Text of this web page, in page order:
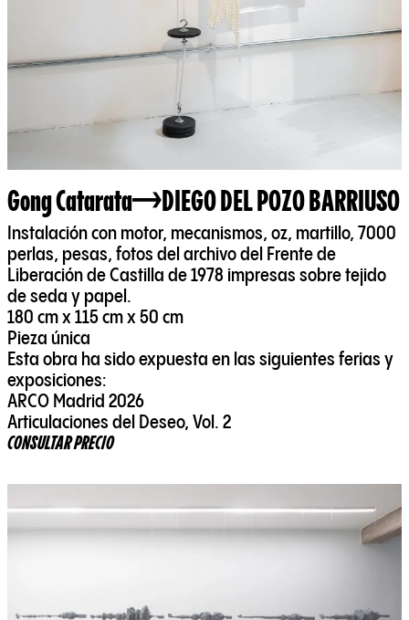
Gong Catarata DIEGO DEL POZO BARRIUSO
Instalación con motor, mecanismos, oz, martillo, 7000
perlas, pesas, fotos del archivo del Frente de
Liberación de Castilla de 1978 impresas sobre tejido
de seda y papel.
180 cm x 115 cm x 50 cm
Pieza única
Esta obra ha sido expuesta en las siguientes ferias y
exposiciones:
ARCO Madrid 2026
Articulaciones del Deseo, Vol. 2
CONSULTAR PRECIO